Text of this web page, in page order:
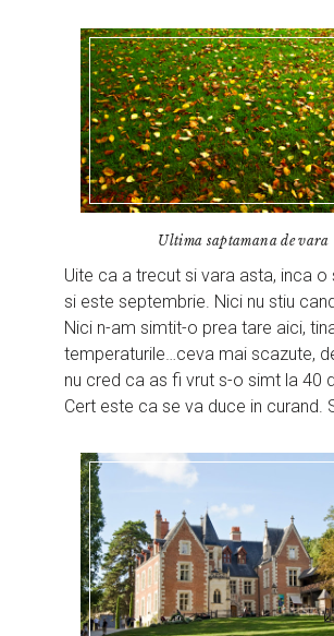
Ultima saptamana de vara
Uite ca a trecut si vara asta, inca o
si este septembrie. Nici nu stiu
Nici n-am simtit-o prea tare aici,
temperaturile…ceva mai scazute,
nu cred ca as fi vrut s-o simt la 40
Cert este ca se va duce in curand.